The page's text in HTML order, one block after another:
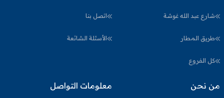
شارع عبد الله غوشة
طريق المطار
كل الفروع
اتصل بنا
الأسئلة الشائعة
من نحن معلومات التواصل